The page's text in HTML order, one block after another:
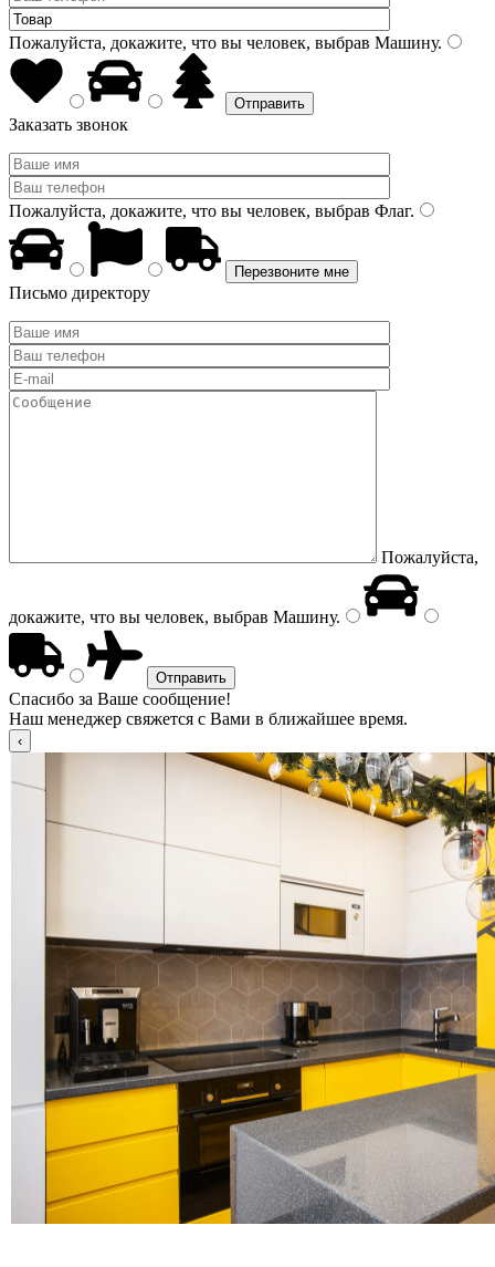
Пожалуйста, докажите, что вы человек, выбрав Машину.
Заказать звонок
Пожалуйста, докажите, что вы человек, выбрав Флаг.
Письмо директору
Пожалуйста,
докажите, что вы человек, выбрав Машину.
Спасибо за Ваше сообщение!
Наш менеджер свяжется с Вами в ближайшее время.